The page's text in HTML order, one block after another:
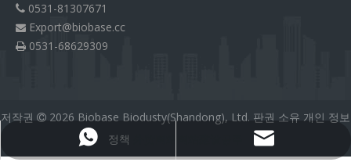
 0531-81307671
 Export@biobase.cc
 0531-68629309
Export@biobase.cc
저작권  2026 Biobase Biodusty(Shandong), Ltd. 판권 소유 개인 정보
정책